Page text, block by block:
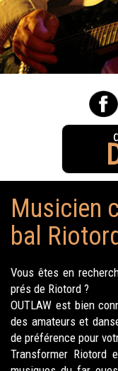
Musicien
bal
Vous êtes en
prés de Riotord ?
OUTLAW est bien
des amateurs et
de préférence pour
Transformer Riotord